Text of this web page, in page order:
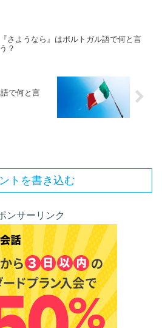
『さようなら』はポルトガル語で何と言
う？
で何と言
トを書き込む
ンサーリンク